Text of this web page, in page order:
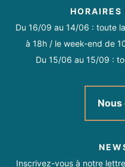
HORAIRES
Du 16/09 au 14/06 : toute
à 18h / le week-end de
Du 15/06 au 15/09 :
Inscrivez-vous à notre